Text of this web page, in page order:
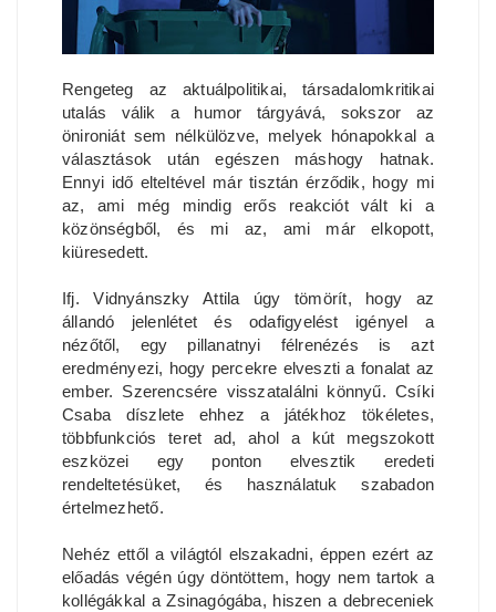
Rengeteg az aktuálpolitikai, társadalomkritikai
utalás válik a humor tárgyává, sokszor az
önironiát sem nélkülözve, melyek hónapokkal a
választások után egészen máshogy hatnak.
Ennyi idő elteltével már tisztán érződik, hogy mi
az, ami még mindig erős reakciót vált ki a
közönségből, és mi az, ami már elkopott,
kiüresedett.
Ifj. Vidnyánszky Attila úgy tömörít, hogy az
állandó jelenlétet és odafigyelést igényel a
nézőtől, egy pillanatnyi félrenézés is azt
eredményezi, hogy percekre elveszti a fonalat az
ember. Szerencsére visszatalálni könnyű. Csíki
Csaba díszlete ehhez a játékhoz tökéletes,
többfunkciós teret ad, ahol a kút megszokott
eszközei egy ponton elvesztik eredeti
rendeltetésüket, és használatuk szabadon
értelmezhető.
Nehéz ettől a világtól elszakadni, éppen ezért az
előadás végén úgy döntöttem, hogy nem tartok a
kollégákkal a Zsinagógába, hiszen a debreceniek